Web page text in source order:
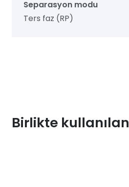
Separasyon modu
Ters faz (RP)
Birlikte